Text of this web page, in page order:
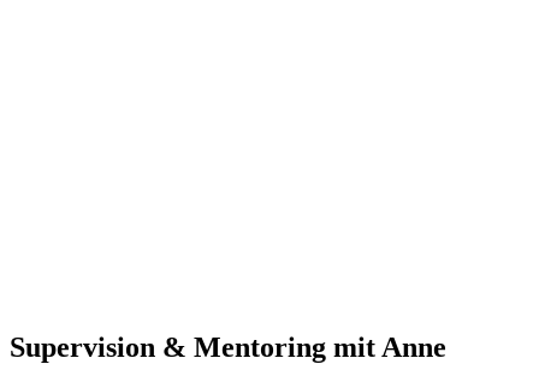
Supervision & Mentoring mit Anne